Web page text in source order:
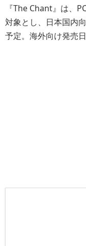
『The Chant』は、
対象とし、日本国内
予定。海外向け発売